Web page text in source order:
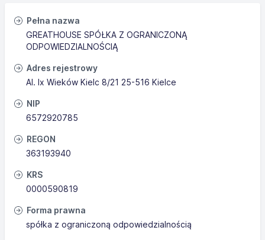
Pełna nazwa
GREATHOUSE SPÓŁKA Z OGRANICZONĄ
ODPOWIEDZIALNOŚCIĄ
Adres rejestrowy
Al. Ix Wieków Kielc 8/21 25-516 Kielce
NIP
6572920785
REGON
363193940
KRS
0000590819
Forma prawna
spółka z ograniczoną odpowiedzialnością